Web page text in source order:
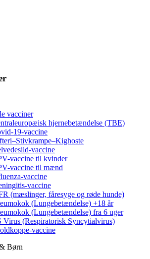
vacciner
hjernebetændelse (TBE)
19-vaccine
vaccine
vaccine til kvinder
vaccine til mænd
vaccine
vaccine
(mæslinger, fåresyge og røde hunde)
(Lungebetændelse) +18 år
(Lungebetændelse) fra 6 uger
Virus (Respiratorisk Syncytialvirus)
vaccine
Børn